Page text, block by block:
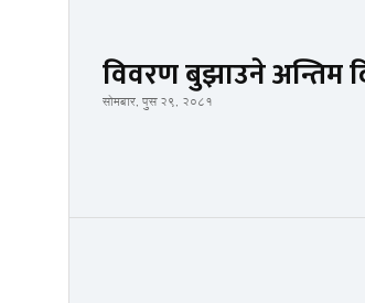
विवरण बुझाउने अन्तिम
सोमबार, पुस २९, २०८१